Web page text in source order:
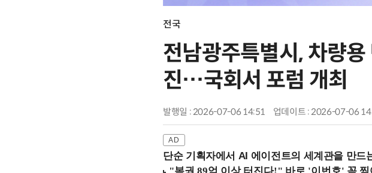
전국
전남광주특별시, 차량
진…국회서 포럼 개최
발행일 : 2026-07-06 14:51 업데이트 : 2026-07-06
단순 기획자에서 AI 에이전트의 세계관을 만드